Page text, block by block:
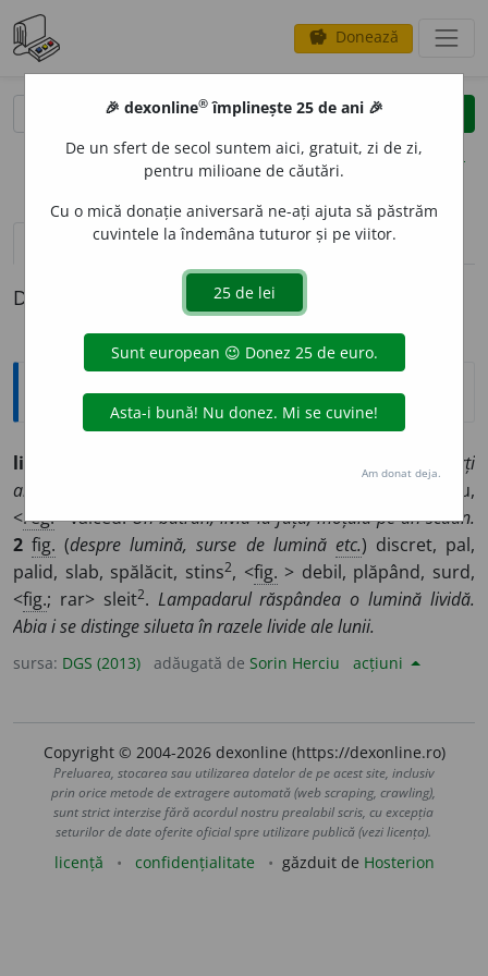
savings Donează
clear
opțiuni
definiții (1) pronunțievolume_up (1)
Definiția cu ID-ul 1355163:
Sinonime
liv
despre oameni, despre față sau despre părți
ale acesteia
> exsanguu,
<reg.> vâlced.Un bătrân, livid la față, moțăia pe un scaun.
2 fig. (despre lumină, surse de lumină etc.) discret, pal,
palid, slab, spălăcit, stins2, <fig. > debil, plăpând, surd,
<fig.; rar> sleit2. Lampadarul răspândea o lumină lividă.
Abia i se distinge silueta în razele livide ale lunii.
sursa: DGS (2013) adăugată de Sorin Herciu acțiuni
Copyright © 2004-2026 dexonline (https://dexonline.ro)
Preluarea, stocarea sau utilizarea datelor de pe acest site, inclusiv
prin orice metode de extragere automată (web scraping, crawling),
sunt strict interzise fără acordul nostru prealabil scris, cu excepția
seturilor de date oferite oficial spre utilizare publică (vezi licența).
licență confidențialitate găzduit de Hosterion
🎉 dexonline® împlinește 25 de ani 🎉
De un sfert de secol suntem aici, gratuit, zi de zi,
pentru milioane de căutări.
Cu o mică donație aniversară ne-ați ajuta să păstrăm
cuvintele la îndemâna tuturor și pe viitor.
Am donat deja.